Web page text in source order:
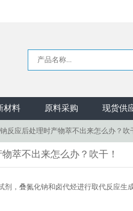
材料 原料采购 现货供
反应后处理时产物萃不出来怎么办？吹
萃不出来怎么办？吹干！
剂，叠氮化钠和卤代烃进行取代反应生